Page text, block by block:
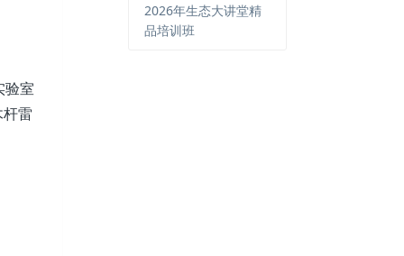
验室
雷
2026年生态大讲堂精
品培训班